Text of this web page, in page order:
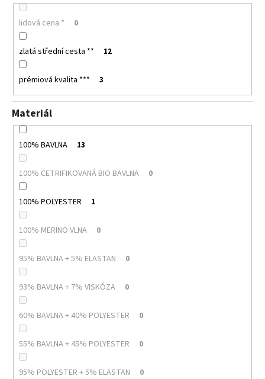
lidová cena * 0
zlatá střední cesta ** 12
prémiová kvalita *** 3
Materiál
100% BAVLNA 13
100% CETRIFIKOVANÁ BIO BAVLNA 0
100% POLYESTER 1
100% MERINO VLNA 0
95% BAVLNA + 5% ELASTAN 0
93% BAVLNA + 7% VISKÓZA 0
60% BAVLNA + 40% POLYESTER 0
55% BAVLNA + 45% POLYESTER 0
95% POLYESTER + 5% ELASTAN 0